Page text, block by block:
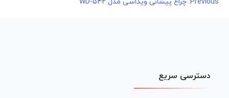
راهبری
دسترسی سریع